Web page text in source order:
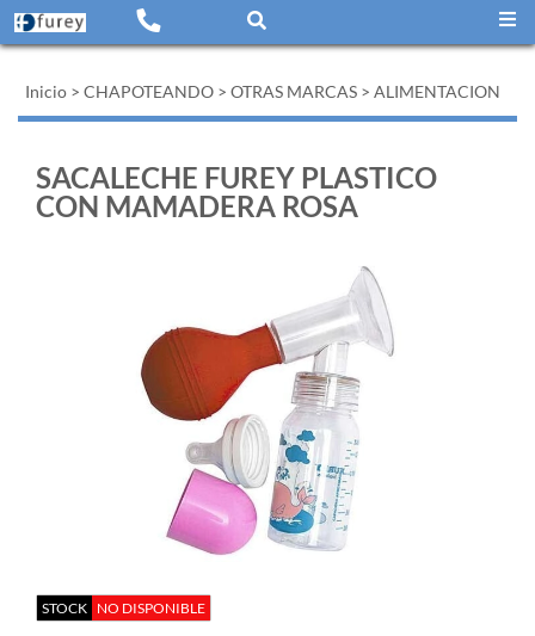
Inicio > CHAPOTEANDO > OTRAS MARCAS > ALIMENTACION
SACALECHE FUREY PLASTICO
CON MAMADERA ROSA
STOCK NO DISPONIBLE